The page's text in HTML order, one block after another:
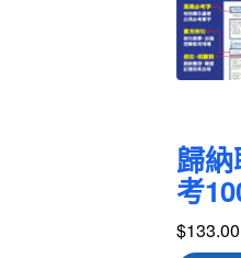
歸
考
$133.00